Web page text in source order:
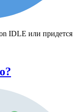
IDLE или придется